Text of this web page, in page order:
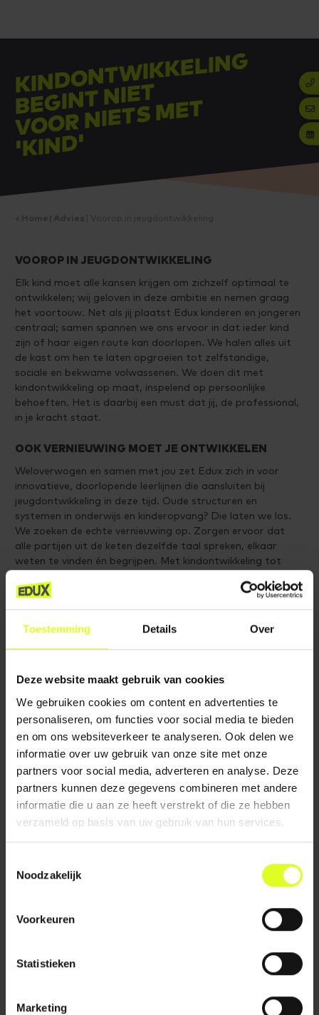
Toestemming Details Over
Deze website maakt gebruik van cookies
We gebruiken cookies om content en advertenties te
personaliseren, om functies voor social media te bieden
en om ons websiteverkeer te analyseren. Ook delen we
informatie over uw gebruik van onze site met onze
partners voor social media, adverteren en analyse. Deze
partners kunnen deze gegevens combineren met andere
informatie die u aan ze heeft verstrekt of die ze hebben
verzameld op basis van uw gebruik van hun services.
Noodzakelijk
Voorkeuren
Statistieken
Marketing
KI
N
D
O
N
T
WI
K
K
ELI
N
G
B
E
GI
N
T
NI
E
T
V
O
O
R
NI
E
T
S
M
E
T
'
KI
N
D'
VOOROP IN JEUGDONTWIKKELING
Elk kind moet alle kansen krijgen om zichzelf optimaal te
ontwikkelen; wij geloven in deze ambitie en nemen graag
het voortouw. Net als jij plaatst Edux kinderen en jongeren
centraal; samen spannen we ons ervoor in dat ieder kind
zijn of haar eigen route kan doorlopen. We halen alles uit
de kast om hen te laten opgroeien tot zelfstandige,
sociale en bekwame volwassenen. We doen dit met
kindontwikkeling op maat, inspelend op persoonlijke
behoeften. Het is daarbij een must dat jij, de professional,
in je kracht staat.
OOK VERNIEUWING MOET JE ONTWIKKELEN
Weloverwogen en samen met jou zet Edux zich in voor
innovatieve, doorlopende leerlijnen die aansluiten bij
jeugdontwikkeling in deze tijd. Oude structuren en
systemen in onderwijs en kinderopvang? Die laten we los.
We zoeken de echte vernieuwing op. Zorgen ervoor dat
alle partijen uit de keten dezelfde taal spreken, elkaar
weten te vinden én begrijpen. Met kindontwikkeling tot
netwerk van onderwijs, kinderopvang, zorg en ouders
integraal kindcentrum (IKC) en met initiatieven voor
ouderbetrokkenheid en -participatie.
EXPERIMENTEREN VANUIT EXPERTISE
Edux durft de jeugdketen anders te benaderen en pioniert
op dit terrein graag met samenwerkingspartners. Welke
nieuwe werkplaatsen, nieuwe vormen, andere momenten
zijn er voor onderwijs en kindontwikkeling op maat? Welke
nieuwe combinaties van zorg, sport, onderwijs of
burgerschapsontwikkeling kunnen we maken? We kiezen
voor innovatie en onderzoeken hoe we de jeugdketen
naast bestaande systemen anders kunnen organiseren.
Bel voor een afspraak of laat hier je gegevens